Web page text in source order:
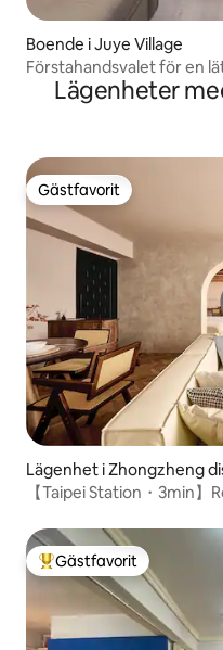
Boende i Juye Village
Förstahandsvalet för en
tunnelbanan, en mild
Lägenheter
Gästfavorit
Gästfavorit
Lägenhet i Zhongzheng
【Taipei Station・3min】
Populär gästfavorit
Gästfavorit